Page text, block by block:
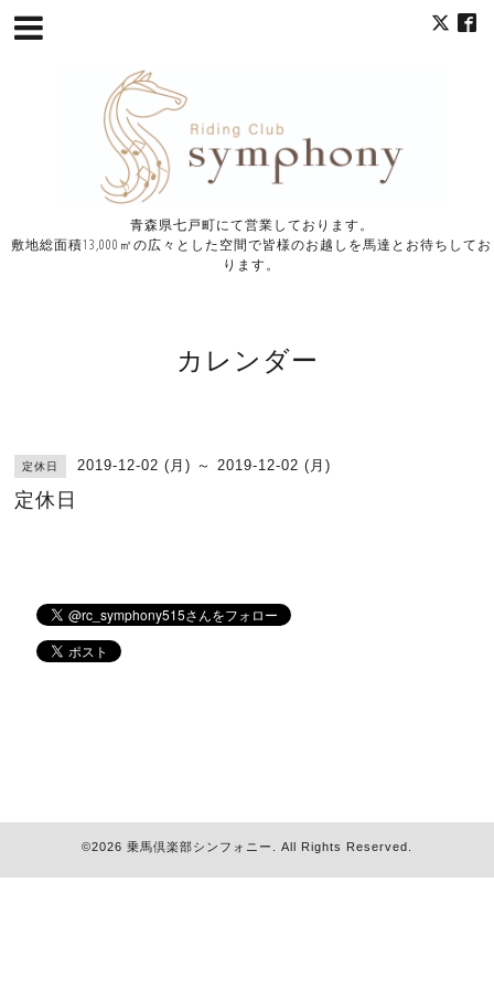
青森県七戸町にて営業しております。
敷地総面積13,000㎡の広々とした空間で皆様のお越しを馬達とお待ちしてお
ります。
カレンダー
定休日 2019-12-02 (月) ～ 2019-12-02 (月)
定休日
©2026 乗馬倶楽部シンフォニー . All Rights Reserved.